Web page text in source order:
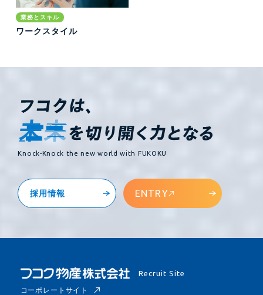
業務とスキル
ワークスタイル
Knock-Knock the new world with FUKOKU
採用情報 ENTRY
Recruit Site
コーポレートサイト